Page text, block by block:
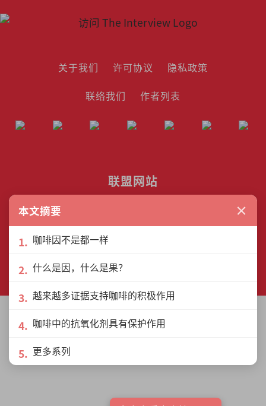
关于我们 许可协议
隐私政策
联络我们
作者列表
联盟网站
201801040185 (1302216­-D)
本文摘要 ×
咖啡因不是都一样
什么是因，什么是果？
越来越多证据支持咖啡的积极作用
咖啡中的抗氧化剂具有保护作用
更多系列